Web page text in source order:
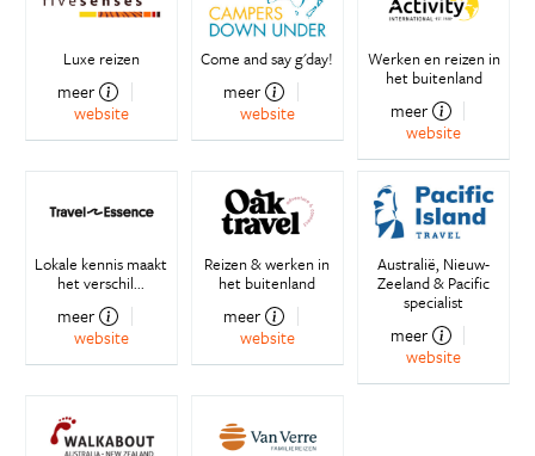
Luxe reizen
meer
website
Come and say g'day!
meer
website
Werken en reizen in
het buitenland
meer
website
Lokale kennis maakt
het verschil...
meer
website
Reizen & werken in
het buitenland
meer
website
Australië, Nieuw-
Zeeland & Pacific
specialist
meer
website